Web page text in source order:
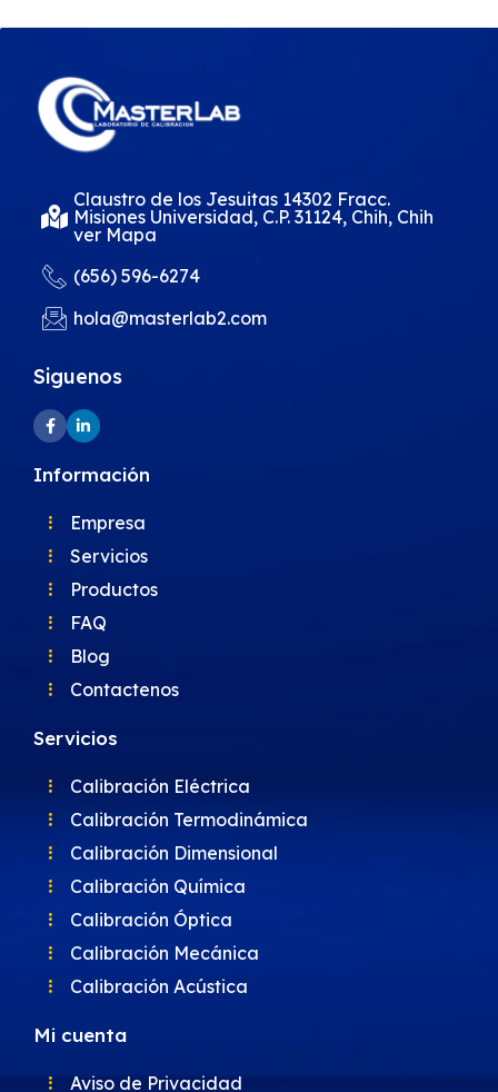
Claustro de los Jesuitas 14302 Fracc.
Misiones Universidad, C.P. 31124, Chih, Chih
ver Mapa
(656) 596-6274
hola@masterlab2.com
Siguenos
Información
Empresa
Servicios
Productos
FAQ
Blog
Contactenos
Servicios
Calibración Eléctrica
Calibración Termodinámica
Calibración Dimensional
Calibración Química
Calibración Óptica
Calibración Mecánica
Calibración Acústica
Mi cuenta
Aviso de Privacidad